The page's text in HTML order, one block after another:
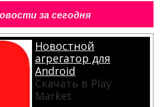
за сегодня
Новостной
агрегатор для
Android
Скачать в Play
Market